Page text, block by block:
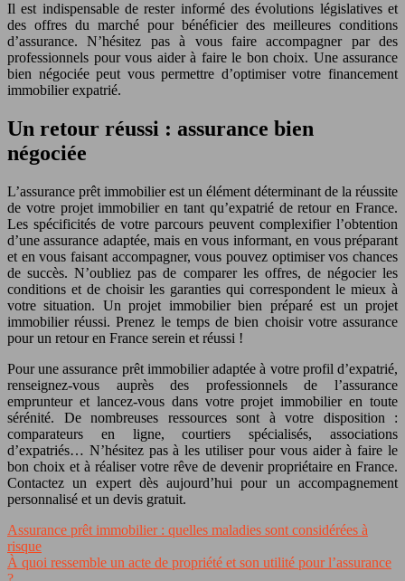
Il est indispensable de rester informé des évolutions législatives et
des offres du marché pour bénéficier des meilleures conditions
d’assurance. N’hésitez pas à vous faire accompagner par des
professionnels pour vous aider à faire le bon choix. Une assurance
bien négociée peut vous permettre d’optimiser votre financement
immobilier expatrié.
Un retour réussi : assurance bien
négociée
L’assurance prêt immobilier est un élément déterminant de la réussite
de votre projet immobilier en tant qu’expatrié de retour en France.
Les spécificités de votre parcours peuvent complexifier l’obtention
d’une assurance adaptée, mais en vous informant, en vous préparant
et en vous faisant accompagner, vous pouvez optimiser vos chances
de succès. N’oubliez pas de comparer les offres, de négocier les
conditions et de choisir les garanties qui correspondent le mieux à
votre situation. Un projet immobilier bien préparé est un projet
immobilier réussi. Prenez le temps de bien choisir votre assurance
pour un retour en France serein et réussi !
Pour une assurance prêt immobilier adaptée à votre profil d’expatrié,
renseignez-vous auprès des professionnels de l’assurance
emprunteur et lancez-vous dans votre projet immobilier en toute
sérénité. De nombreuses ressources sont à votre disposition :
comparateurs en ligne, courtiers spécialisés, associations
d’expatriés… N’hésitez pas à les utiliser pour vous aider à faire le
bon choix et à réaliser votre rêve de devenir propriétaire en France.
Contactez un expert dès aujourd’hui pour un accompagnement
personnalisé et un devis gratuit.
Assurance prêt immobilier : quelles maladies sont considérées à
risque
À quoi ressemble un acte de propriété et son utilité pour l’assurance